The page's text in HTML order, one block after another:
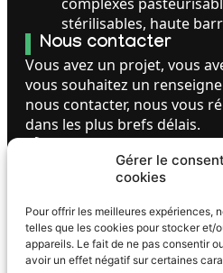
Gérer le
cookies
Pour offrir les meilleures expériences,
telles que les cookies pour stocker et/
appareils. Le fait de ne pas consentir
avoir un effet négatif sur certaines
stérilisables, haute
Liens utiles
Présentation
Nos solutions
Nos spécialités
Nous contacter
Vous avez un projet, vous
vous souhaitez un
nous contacter, nous vous
dans les plus brefs délais.
06 48 67 75 59
FORMULAIRE DE CONTACT